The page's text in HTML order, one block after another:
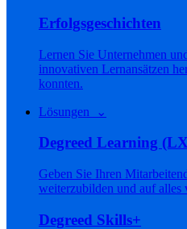
Erfolgsgeschichten
Lernen Sie Unternehmen
innovativen Lernansätzen
konnten.
Lösungen ⌄
Degreed Learning
Geben Sie Ihren
weiterzubilden und auf alles
Degreed Skills+